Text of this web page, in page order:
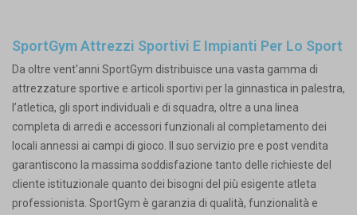
SportGym Attrezzi Sportivi E Impianti Per Lo Sport
Da oltre vent'anni SportGym distribuisce una vasta gamma di
attrezzature sportive e articoli sportivi per la ginnastica in palestra,
l’atletica, gli sport individuali e di squadra, oltre a una linea
completa di arredi e accessori funzionali al completamento dei
locali annessi ai campi di gioco. Il suo servizio pre e post vendita
garantiscono la massima soddisfazione tanto delle richieste del
cliente istituzionale quanto dei bisogni del più esigente atleta
professionista. SportGym è garanzia di qualità, funzionalità e